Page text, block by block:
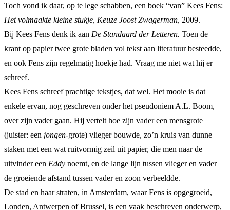
Toch vond ik daar, op te lege schabben, een boek “van” Kees Fens:
Het volmaakte kleine stukje, Keuze Joost Zwagerman, 2009.
Bij Kees Fens denk ik aan De Standaard der Letteren. Toen de
krant op papier twee grote bladen vol tekst aan literatuur besteedde,
en ook Fens zijn regelmatig hoekje had. Vraag me niet wat hij er
schreef.
Kees Fens schreef prachtige tekstjes, dat wel. Het mooie is dat
enkele ervan, nog geschreven onder het pseudoniem A.L. Boom,
over zijn vader gaan. Hij vertelt hoe zijn vader een mensgrote
(juister: een jongen-grote) vlieger bouwde, zo’n kruis van dunne
staken met een wat ruitvormig zeil uit papier, die men naar de
uitvinder een Eddy noemt, en de lange lijn tussen vlieger en vader
de groeiende afstand tussen vader en zoon verbeeldde.
De stad en haar straten, in Amsterdam, waar Fens is opgegroeid,
Londen, Antwerpen of Brussel, is een vaak beschreven onderwerp,